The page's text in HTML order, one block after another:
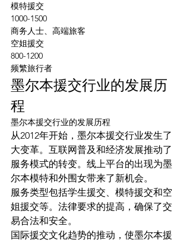
模特援交
1000-1500
商务人士、高端旅客
空姐援交
800-1200
频繁旅行者
墨尔本援交行业的发展历
程
墨尔本援交行业的发展历程
从2012年开始，墨尔本援交行业发生了
大变革。互联网普及和经济发展推动了
服务模式的转变。线上平台的出现为墨
尔本模特和外围女带来了新机会。
服务类型包括学生援交、模特援交和空
姐援交等。法律要求的提高，确保了交
易合法和安全。
国际援交文化趋势的推动，使墨尔本援